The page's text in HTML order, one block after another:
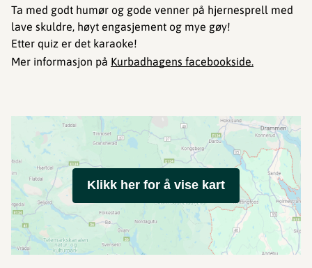
Ta med godt humør og gode venner på hjernesprell med
lave skuldre, høyt engasjement og mye gøy!
Etter quiz er det karaoke!
Mer informasjon på Kurbadhagens facebookside.
Klikk her for å vise kart